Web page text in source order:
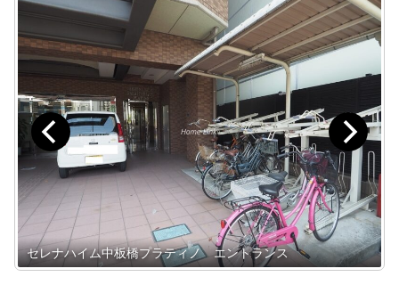
セレナハイム中板橋プラティノ エントランス